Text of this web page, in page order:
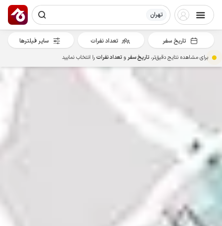
تهران
تاریخ سفر تعداد نفرات سایر فیلترها
برای مشاهده نتایج دقیق‌تر، تاریخ سفرو تعداد نفراترا انتخاب نمایید